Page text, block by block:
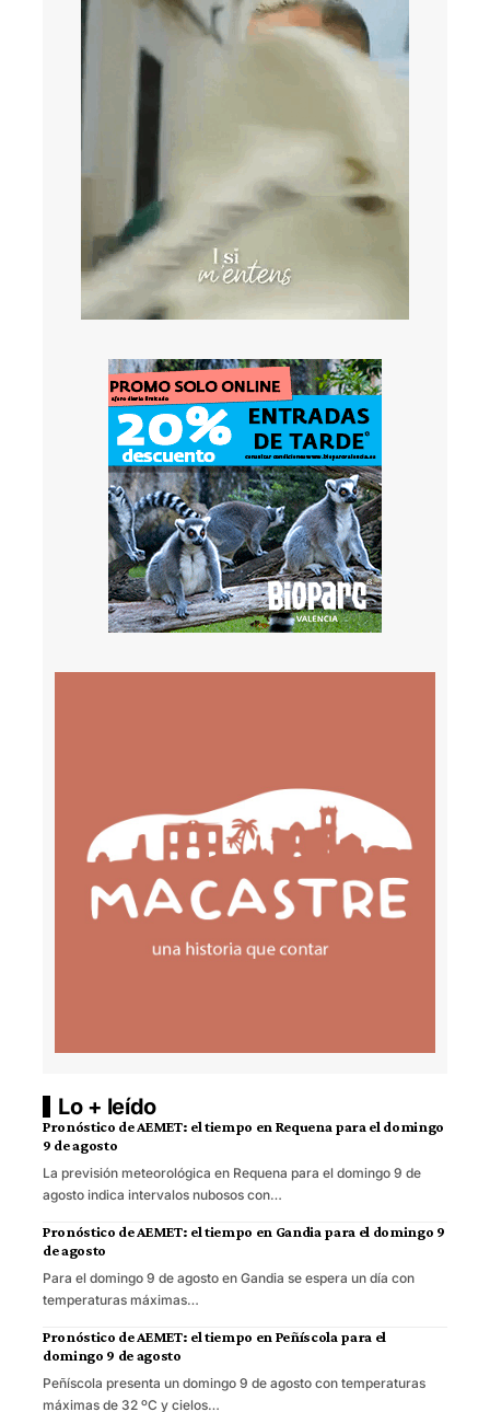
Lo + leído
Pronóstico de AEMET: el tiempo en Requena para el domingo
9 de agosto
La previsión meteorológica en Requena para el domingo 9 de
agosto indica intervalos nubosos con…
Pronóstico de AEMET: el tiempo en Gandia para el domingo 9
de agosto
Para el domingo 9 de agosto en Gandia se espera un día con
temperaturas máximas…
Pronóstico de AEMET: el tiempo en Peñíscola para el
domingo 9 de agosto
Peñíscola presenta un domingo 9 de agosto con temperaturas
máximas de 32 ºC y cielos…